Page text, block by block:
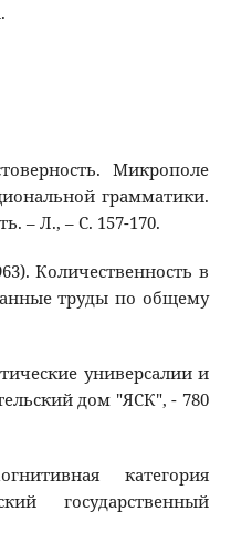
Микрополе
грамматики.
– Л., – С. 157-170.
Количественность в
труды по общему
универсалии и
дом "ЯСК", - 780
категория
государственный